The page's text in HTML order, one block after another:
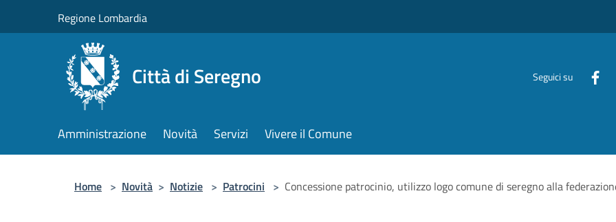
Regione Lombardia
Città di Seregno Seguici su
Amministrazione Novità Servizi Vivere il Comune
Home > Novità > Notizie > Patrocini > Concessione patrocinio, utilizzo logo comune di seregno alla